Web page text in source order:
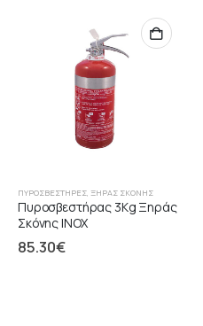
ΠΥΡΟΣΒΕΣΤΉΡΕΣ, ΞΉΡΑΣ ΣΚΌΝΗΣ
Πυροσβεστήρας 3Kg Ξηράς
Σκόνης INOX
85.30€